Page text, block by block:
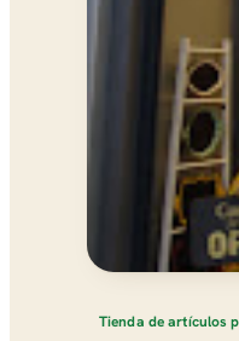
Tienda de artículos